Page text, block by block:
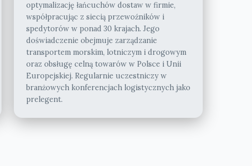
optymalizację łańcuchów dostaw w firmie,
współpracując z siecią przewoźników i
spedytorów w ponad 30 krajach. Jego
doświadczenie obejmuje zarządzanie
transportem morskim, lotniczym i drogowym
oraz obsługę celną towarów w Polsce i Unii
Europejskiej. Regularnie uczestniczy w
branżowych konferencjach logistycznych jako
prelegent.